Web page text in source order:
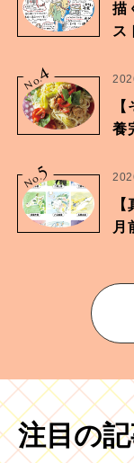
描
ス
No.4
養
No.5
月
注目の